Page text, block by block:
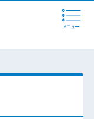
メニュー